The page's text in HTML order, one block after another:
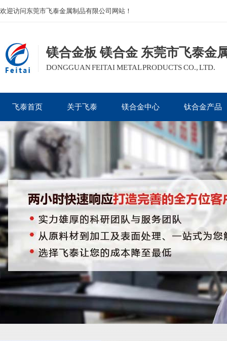
欢迎访问东莞市飞泰金属制品有限公司网站！
镁合金板 镁合金 东莞市飞泰金
DONGGUAN FEITAI METAL PRODUCTS CO., LTD.
飞泰首页 关于飞泰 镁合金中心 钛合金产品